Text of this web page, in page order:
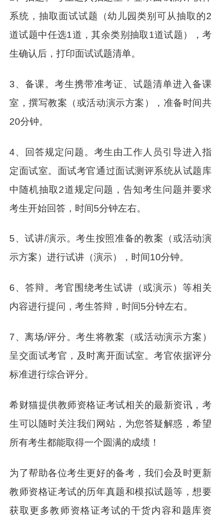
系统，抽取面试试题（幼儿园类别可从抽取的2
道试题中任选1道，其余类别抽取1道试题），考
生确认后，打印面试试题清单。
3、备课。考生携带准考证、试题清单进入备课
室，撰写教案（或活动演示方案），准备时间共
20分钟。
4、回答规定问题。考生由工作人员引导进入指
定面试室。面试考官通过面试测评系统从试题库
中随机抽取2道规定问题，告知考生问题并要求
考生开始回答，时间5分钟左右。
5、试讲/演示。考生按照准备的教案（或活动演
示方案）进行试讲（演示），时间10分钟。
6、答辩。考官围绕考生试讲（或演示）等相关
内容进行提问，考生答辩，时间5分钟左右。
7、离场/评分。考生将教案（或活动演示方案）
呈交面试考官，及时离开面试室。考官依据评分
标准进行综合评分。
希财猫提供教师资格证考试相关的最新资讯，考
生可以随时关注我们网站，为您答疑解惑，希望
所有考生都能取得一个圆满的成绩！
为了帮助各位考生更好的备考，我们会及时更新
教师资格证考试的历年真题和模拟试题等，想要
获取更多教师资格证考试的干货内容和题库资